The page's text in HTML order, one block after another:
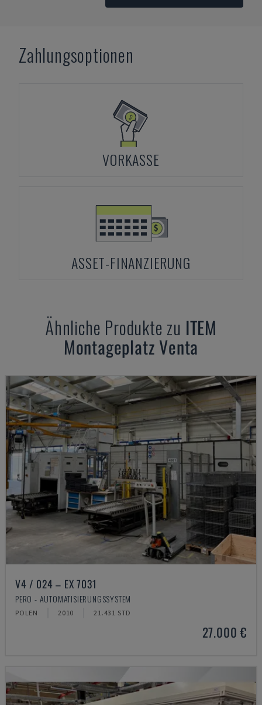
Zahlungsoptionen
VORKASSE
ASSET-FINANZIERUNG
Ähnliche Produkte zu ITEM
Montageplatz Venta
V4 / 024 – EX 7031
PERO - AUTOMATISIERUNGSSYSTEM
POLEN 2010 21.431 STD
27.000 €